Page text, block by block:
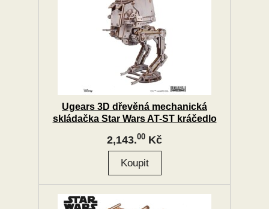
Ugears 3D dřevěná mechanická
skládačka Star Wars AT-ST kráčedlo
2,143.00 Kč